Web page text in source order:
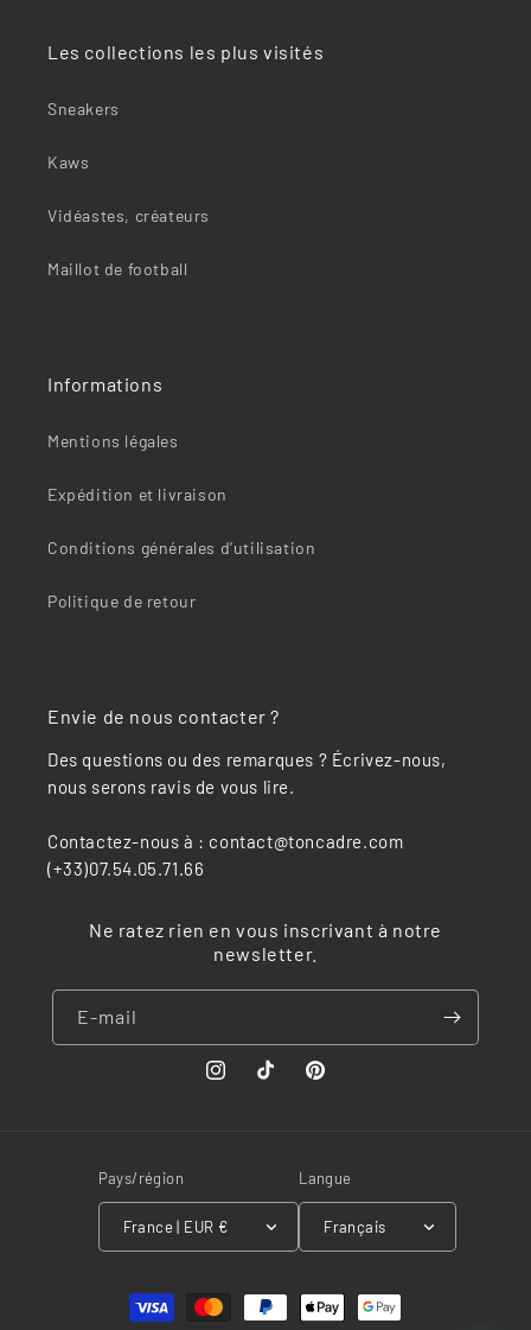
Les collections les plus visités
Sneakers
Kaws
Vidéastes, créateurs
Maillot de football
Informations
Mentions légales
Expédition et livraison
Conditions générales d’utilisation
Politique de retour
Envie de nous contacter ?
Des questions ou des remarques ? Écrivez-nous,
nous serons ravis de vous lire.
Contactez-nous à : contact@toncadre.com
(+33)07.54.05.71.66
Ne ratez rien en vous inscrivant à notre
newsletter.
E-mail
InstagramTikTok Pinterest
Pays/région
France | EUR €
Langue
Français
de